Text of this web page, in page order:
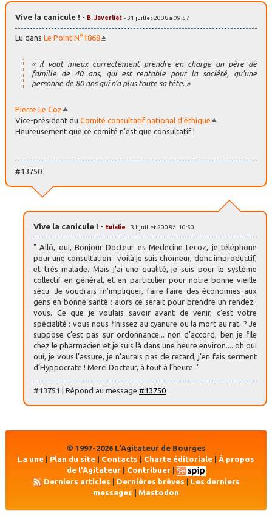
Vive la canicule ! - B. Javerliat - 31 juillet 2008 à 09:57
Lu dans Le Point N°1868
« il vaut mieux correctement prendre en charge un père de
famille de 40 ans, qui est rentable pour la société, qu’une
personne de 80 ans qui n’a plus toute sa tête. »
Pierre Le Coz
Vice-président du Comité consultatif national d’éthique
Heureusement que ce comité n’est que consultatif !
#13750
Vive la canicule ! - Eulalie - 31 juillet 2008 à 10:50
" Allô, oui, Bonjour Docteur es Medecine Lecoz, je téléphone
pour une consultation : voilà je suis chomeur, donc improductif,
et très malade. Mais j’ai une qualité, je suis pour le système
collectif en général, et en particulier pour notre bonne vieille
sécu. Je voudrais m’impliquer, faire faire des économies aux
gens en bonne santé : alors ce serait pour prendre un rendez-
vous. Ce que je voulais savoir avant de venir, c’est votre
spécialité : vous nous finissez au cyanure ou la mort au rat. ? Je
suppose c’est pas sur ordonnance... non d’accord, ben je file
chez le pharmacien et je suis là dans une heure environ.... oh oui
oui, je vous l’assure, je n’aurais pas de retard, j’en fais serment
d’Hyppocrate ! Merci Docteur, à tout à l’heure. "
#13751 | Répond au message #13750
© 1997-2026 L'Agitateur de Bourges
La une
Plan du site Contacts Charte éditoriale
À propos
de l'Agitateur| Contribuer|
Derniers articles | Dernières brèves | Les derniers
messages
Mastodon